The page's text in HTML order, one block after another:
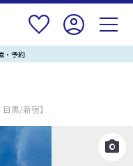
・予約
黒/新宿】